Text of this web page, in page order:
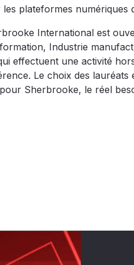
les plateformes
International est
Industrie
effectuent une activité
Le choix des
Sherbrooke, le réel